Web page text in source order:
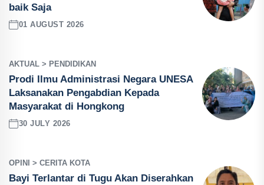
baik Saja
01 AUGUST 2026
AKTUAL > PENDIDIKAN
Prodi Ilmu Administrasi Negara UNESA
Laksanakan Pengabdian Kepada
Masyarakat di Hongkong
30 JULY 2026
OPINI > CERITA KOTA
Bayi Terlantar di Tugu Akan Diserahkan